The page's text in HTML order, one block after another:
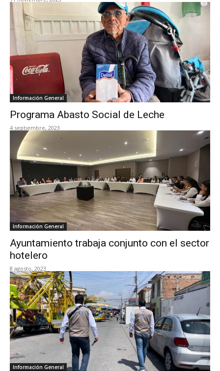
Información General
Programa Abasto Social de Leche
4 septiembre, 2023
Información General
Ayuntamiento trabaja conjunto con el sector
hotelero
8 agosto, 2023
Información General